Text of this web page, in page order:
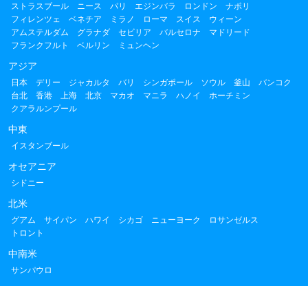
ストラスブール ニース パリ エジンバラ ロンドン
ナポリ
フィレンツェ
ベネチア ミラノ ローマ スイス
ウィーン
アムステルダム
グラナダ セビリア バルセロナ
マドリード
フランクフルト
ベルリン ミュンヘン
アジア
日本 デリー ジャカルタ バリ シンガポール ソウル 釜山
バンコク
台北
香港 上海 北京 マカオ マニラ ハノイ
ホーチミン
クアラルンプール
中東
イスタンブール
オセアニア
シドニー
北米
グアム サイパン ハワイ シカゴ ニューヨーク
ロサンゼルス
トロント
中南米
サンパウロ